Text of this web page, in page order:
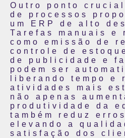
Outro ponto
de processos
um ERP de alto
Tarefas manuais e
como emissão de
controle de
de publicidade e
podem ser
liberando tempo e
atividades mais
não apenas
produtividade da
também reduz
elevando a
satisfação dos